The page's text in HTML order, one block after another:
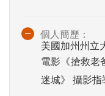
個人簡歷：
美國加州州立
電影《搶救老
迷城》 攝影指